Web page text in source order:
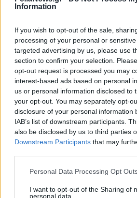
Information
If you wish to opt-out of the sale,
processing of your personal or
targeted advertising by us, please use
section to confirm your selection.
opt-out request is processed you may
interest-based ads based on personal
us or personal information disclosed to
your opt-out. You may separately opt-
disclosure of your personal information
IAB’s list of downstream participants.
also be disclosed by us to third parties
Downstream Participants that may
Personal Data Processing Opt
I want to opt-out of the Sharing of
personal data.